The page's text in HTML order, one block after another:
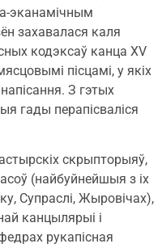
эканамічным
захавалася каля
кодэксаў канца XV
пісцамі, у якіх
З гэтых
гады перапісваліся
скрыпторыяў,
(найбуйнейшыя з іх
Супраслі, Жыровічах),
канцылярыі і
рукапісная